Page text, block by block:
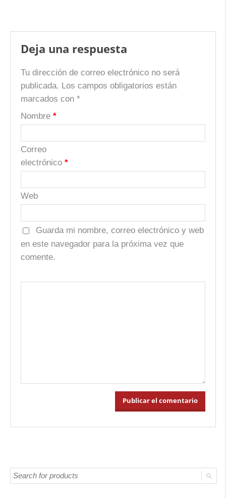
Deja una respuesta
Tu dirección de correo electrónico no será
publicada. Los campos obligatorios están
marcados con *
Nombre *
Correo
electrónico *
Web
Guarda mi nombre, correo electrónico y web
en este navegador para la próxima vez que
comente.